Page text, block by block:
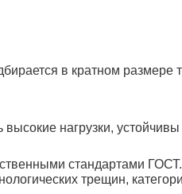
в кратном размере
нагрузки,
стандартами
трещин,